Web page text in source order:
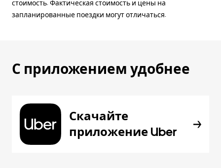
стоимость. Фактическая стоимость и цены на
запланированные поездки могут отличаться.
С приложением удобнее
Скачайте
приложение Uber